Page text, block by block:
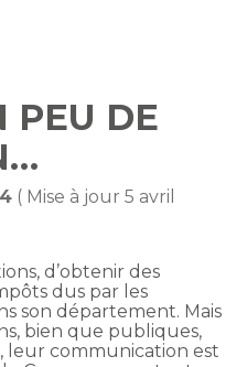
PEU DE
( Mise à jour 5 avril
d’obtenir des
dus par les
son département. Mais
bien que publiques,
leur communication est